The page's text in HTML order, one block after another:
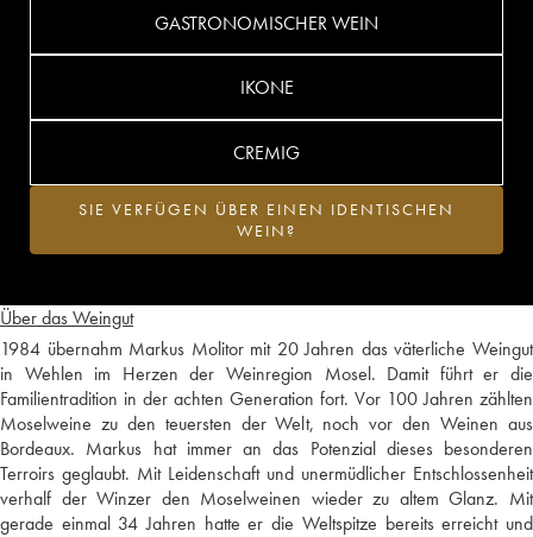
Über das Weingut
1984 übernahm Markus Molitor mit 20 Jahren das väterliche Weingut
in Wehlen im Herzen der Weinregion Mosel. Damit führt er die
Familientradition in der achten Generation fort. Vor 100 Jahren zählten
Moselweine zu den teuersten der Welt, noch vor den Weinen aus
Bordeaux. Markus hat immer an das Potenzial dieses besonderen
Terroirs geglaubt. Mit Leidenschaft und unermüdlicher Entschlossenheit
verhalf der Winzer den Moselweinen wieder zu altem Glanz. Mit
gerade einmal 34 Jahren hatte er die Weltspitze bereits erreicht und
GASTRONOMISCHER WEIN
IKONE
CREMIG
SIE VERFÜGEN ÜBER EINEN IDENTISCHEN
WEIN?